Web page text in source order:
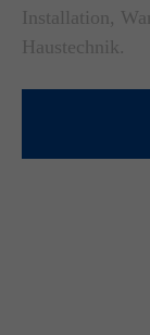
Installation,
Haustechnik.